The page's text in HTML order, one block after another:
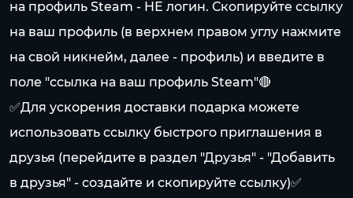
на профиль Steam - НЕ логин. Скопируйте ссылку
на ваш профиль (в верхнем правом углу нажмите
на свой никнейм, далее - профиль) и введите в
поле "ссылка на ваш профиль Steam"🔴
✅Для ускорения доставки подарка можете
использовать ссылку быстрого приглашения в
друзья (перейдите в раздел "Друзья" - "Добавить
в друзья" - создайте и скопируйте ссылку)✅